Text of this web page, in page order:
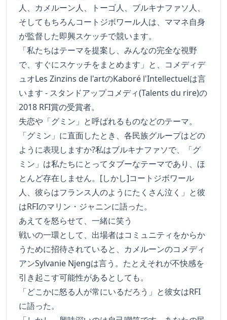
人、カメルーン人、トーゴ人、ブルキナファソ人、
そしてもちろんコートジボワール人は、ママネ自身
が監督した即興スケッチで競います。
「私たちはテーマを提案し、みんなの完全な視野
で、すぐにスケッチをまとめます」と、コメディデ
ュオLes Zinzins de l'artのKaboré l'Intellectuelは言
います - スタンドアップコメディ(Talents du rire)の
2018 RFI賞の受賞者。
失恋や「グミン」と呼ばれるものなどのテーマ。
「グミン」に直面したとき、各民族グループはどの
ように表現しますか?私はブルキナファソで、「グ
ミン」は私たちにとってタブーなテーマであり、ほ
とんど存在しません。[しかし]コートジボワール
人、彼らはフランス人のようにたくさん泣く」と彼
はRFIのマリン・ジャニンに語った。
あえてを怒らせて、一緒に笑う
戦いの一環として、出場者はコミュニティをからか
うために招待されていると、カメルーンのコメディ
アンSylvanie Njengは言う。たとえそれが不快感を
引き起こす可能性があるとしても。
「どこかに怒る人が常にいるだろう」と彼女はRFI
に語った。